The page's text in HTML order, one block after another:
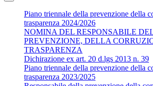
Piano triennale della prevenzione della
trasparenza 2024/2026
NOMINA DEL RESPONSABILE
PREVENZIONE, DELLA
TRASPARENZA
Dichirazione ex art. 20 d.lgs 2013 n. 39
Piano triennale della prevenzione della
trasparenza 2023/2025